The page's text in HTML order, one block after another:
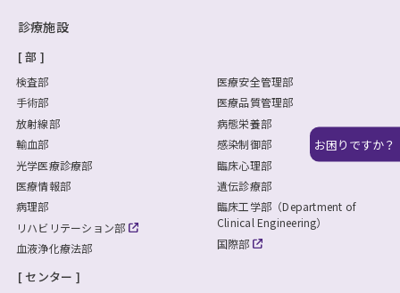
お困りですか？
診療施設
部
検査部
手術部
放射線部
輸血部
光学医療診療部
医療情報部
病理部
リハビリテーション部
血液浄化療法部
医療安全管理部
医療品質管理部
病態栄養部
感染制御部
臨床心理部
遺伝診療部
臨床工学部（Department of
Clinical Engineering）
国際部
センター